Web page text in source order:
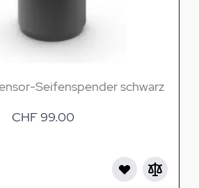
Seifenspender schwarz
CHF 99.00